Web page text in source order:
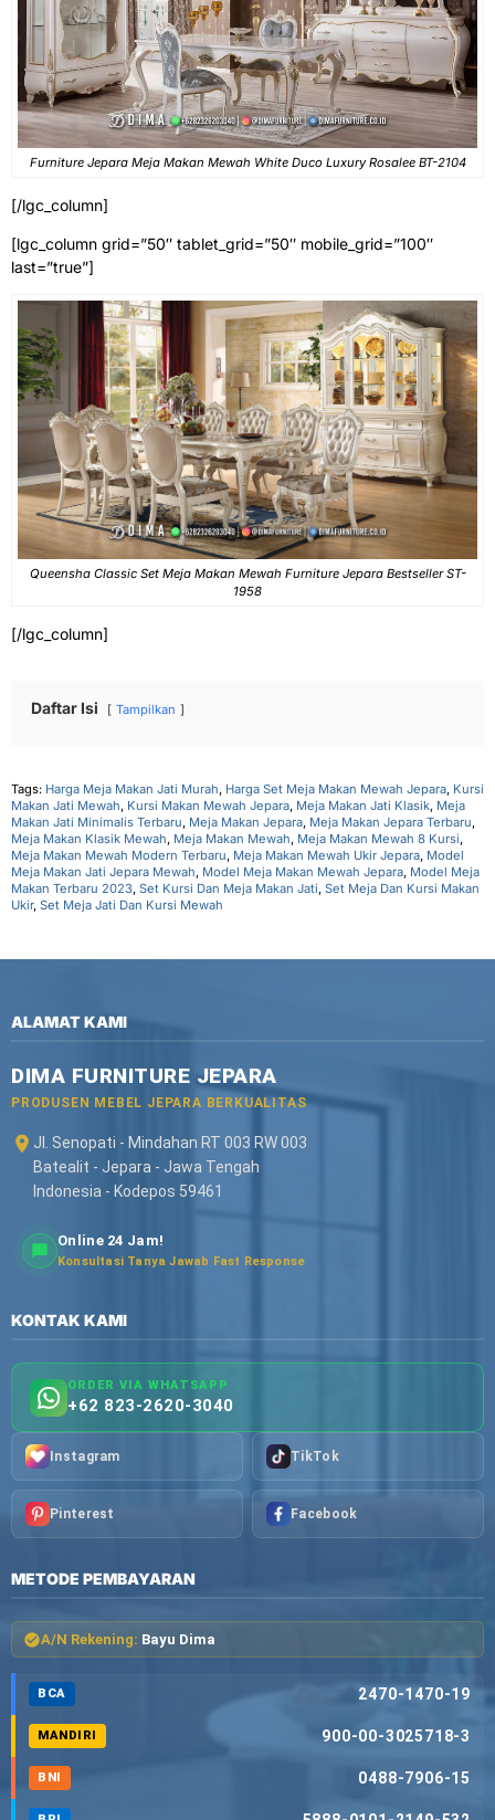
Furniture Jepara Meja Makan Mewah White Duco Luxury Rosalee BT-2104
[/lgc_column]
[lgc_column grid=”50″ tablet_grid=”50″ mobile_grid=”100″
last=”true”]
Queensha Classic Set Meja Makan Mewah Furniture Jepara Bestseller ST-
1958
[/lgc_column]
Daftar Isi Tampilkan
Tags: Harga Meja Makan Jati Murah, Harga Set Meja Makan Mewah Jepara, Kursi
Makan Jati Mewah, Kursi Makan Mewah Jepara, Meja Makan Jati Klasik, Meja
Makan Jati Minimalis Terbaru, Meja Makan Jepara, Meja Makan Jepara Terbaru,
Meja Makan Klasik Mewah, Meja Makan Mewah, Meja Makan Mewah 8 Kursi,
Meja Makan Mewah Modern Terbaru, Meja Makan Mewah Ukir Jepara, Model
Meja Makan Jati Jepara Mewah, Model Meja Makan Mewah Jepara, Model Meja
Makan Terbaru 2023, Set Kursi Dan Meja Makan Jati, Set Meja Dan Kursi Makan
Ukir, Set Meja Jati Dan Kursi Mewah
ALAMAT KAMI
DIMA FURNITURE JEPARA
PRODUSEN MEBEL JEPARA BERKUALITAS
Jl. Senopati - Mindahan RT 003 RW 003
Batealit - Jepara - Jawa Tengah
Indonesia - Kodepos 59461
Online 24 Jam!
Konsultasi Tanya Jawab Fast Response
KONTAK KAMI
ORDER VIA WHATSAPP
+62 823-2620-3040
Instagram TikTok
Pinterest Facebook
METODE PEMBAYARAN
A/N Rekening: Bayu Dima
BCA 2470-1470-19
MANDIRI 900-00-3025718-3
BNI 0488-7906-15